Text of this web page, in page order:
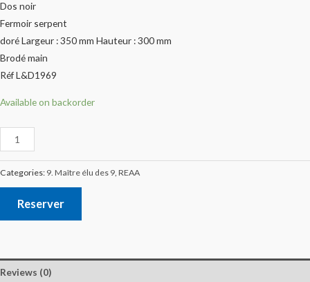
Dos noir
Fermoir serpent
doré Largeur : 350 mm Hauteur : 300 mm
Brodé main
Réf L&D1969
Available on backorder
Categories: 9. Maître élu des 9, REAA
Reserver
Reviews (0)